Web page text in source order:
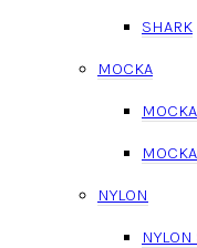
SHARK
MOCKA
MOCKA
NYLON
NYLON